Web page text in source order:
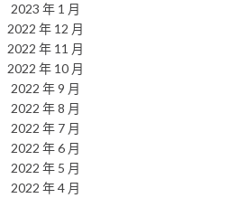
2023 年 1 月
2022 年 12 月
2022 年 11 月
2022 年 10 月
2022 年 9 月
2022 年 8 月
2022 年 7 月
2022 年 6 月
2022 年 5 月
2022 年 4 月